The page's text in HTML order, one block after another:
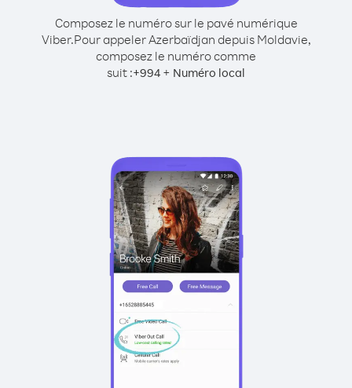
Composez le numéro sur le pavé numérique
Viber.Pour appeler Azerbaïdjan depuis Moldavie,
composez le numéro comme
suit :+994 + Numéro local